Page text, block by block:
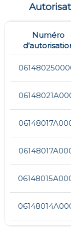
Numéro